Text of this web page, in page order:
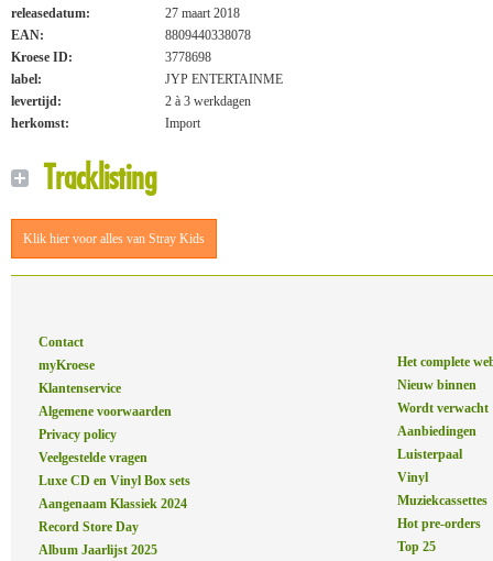
releasedatum:
27 maart 2018
EAN:
8809440338078
Kroese ID:
3778698
label:
JYP ENTERTAINME
levertijd:
2 à 3 werkdagen
herkomst:
Import
Tracklisting
Klik hier voor alles van Stray Kids
Contact
myKroese
Klantenservice
Algemene voorwaarden
Privacy policy
Veelgestelde vragen
Luxe CD en Vinyl Box sets
Aangenaam Klassiek 2024
Record Store Day
Album Jaarlijst 2025
Het complete
Nieuw binnen
Wordt verwacht
Aanbiedingen
Luisterpaal
Vinyl
Muziekcassettes
Hot pre-orders
Top 25